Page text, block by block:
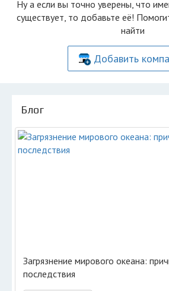
Ну а если вы точно уверены, что
существует, то добавьте её!
найти
Добавить
Блог
Загрязнение мирового океана:
последствия